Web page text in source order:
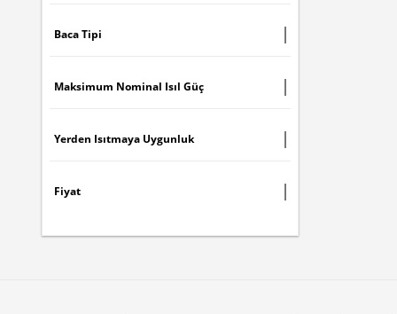
Baca Tipi
Maksimum Nominal Isıl Güç
Yerden Isıtmaya Uygunluk
Fiyat